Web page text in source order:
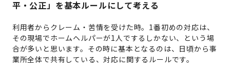
平・公正」を基本ルールにして考える
利用者からクレーム・苦情を受けた時。1番初めの対応は、
その現場でホームヘルパーが1人でするしかない、という場
合が多いと思います。その時に基本となるのは、日頃から事
業所全体で共有している、対応に関するルールです。